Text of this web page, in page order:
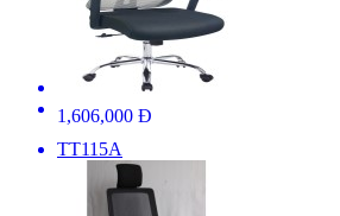
1,606,000 Đ
TT115A